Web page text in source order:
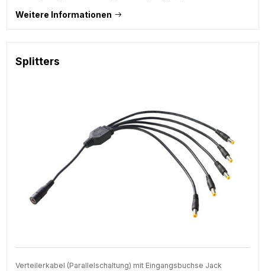
Weitere Informationen
Splitters
Verteilerkabel (Parallelschaltung) mit Eingangsbuchse Jack